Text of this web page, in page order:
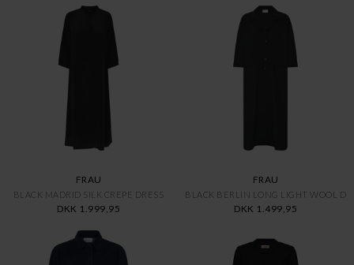
FRAU
BLACK MADRID SILK CREPE DRESS
DKK 1.999,95
FRAU
BLACK BERLIN LONG LIGHT WOOL D
DKK 1.499,95